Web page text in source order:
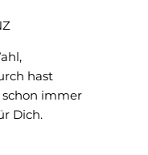
hast
immer
Dich.